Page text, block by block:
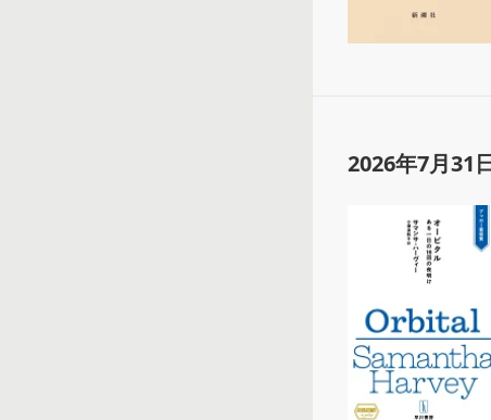
2026年7月31